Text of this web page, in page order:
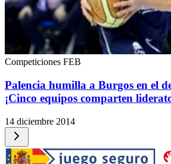
Competiciones FEB
Palencia humilla a Burgos en el
¡Cinco equipos comparten
14 diciembre 2014